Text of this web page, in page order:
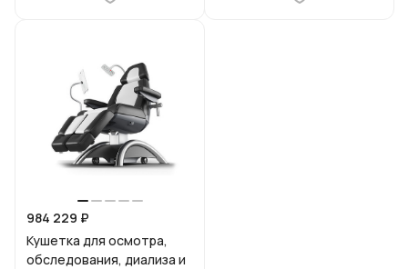
984 229 ₽
Кушетка для осмотра,
обследования, диализа и